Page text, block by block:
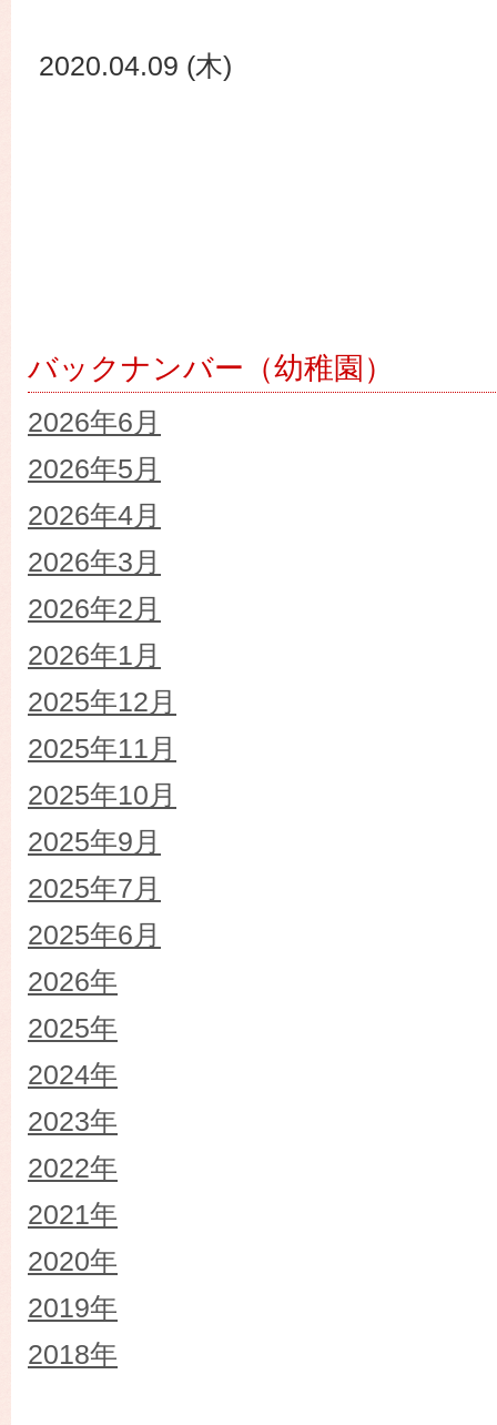
2020.04.09 (木)
バックナンバー（幼稚園）
2026年6月
2026年5月
2026年4月
2026年3月
2026年2月
2026年1月
2025年12月
2025年11月
2025年10月
2025年9月
2025年7月
2025年6月
2026年
2025年
2024年
2023年
2022年
2021年
2020年
2019年
2018年